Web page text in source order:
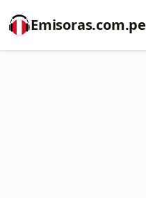
Emisoras.com.pe